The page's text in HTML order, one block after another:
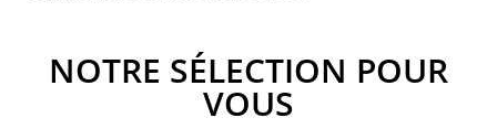
NOTRE SÉLECTION POUR
VOUS